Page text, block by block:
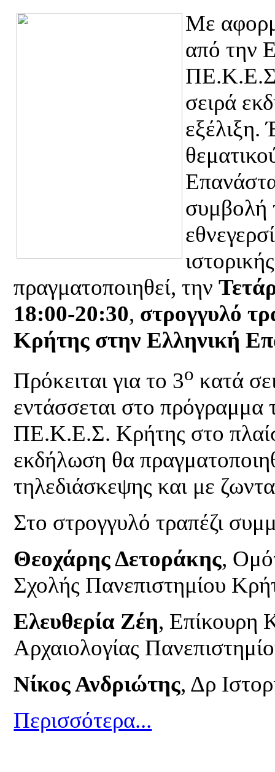
Με
από την
ΠΕ.Κ.Ε.Σ.
σειρά
εξέλιξη.
συμβολή
πραγματοποιηθεί, την
18:00-20:30, στρογγυλό
Κρήτης στην Ελληνική
Πρόκειται για το 3ο κατά
εντάσσεται στο
ΠΕ.Κ.Ε.Σ. Κρήτης στο
εκδήλωση θα
τηλεδιάσκεψης και με
Στο στρογγυλό τραπέζι
Θεοχάρης Δετοράκης,
Σχολής Πανεπιστημίου
Ελευθερία Ζέη, Επίκουρη
Αρχαιολογίας
Νίκος Ανδριώτης, Δρ
Περισσότερα...